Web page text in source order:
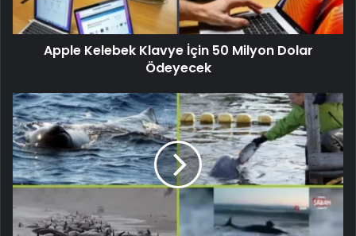
Apple Kelebek Klavye İçin 50 Milyon Dolar
Ödeyecek